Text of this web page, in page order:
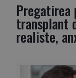
Pregatirea
transplant
realiste,